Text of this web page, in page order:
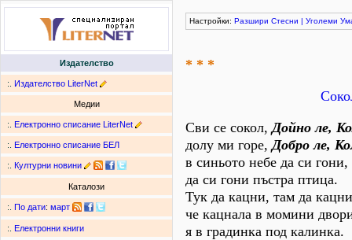
Издателство
:. Издателство LiterNet
Медии
:. Електронно списание LiterNet
:. Електронно списание БЕЛ
:. Културни новини
Каталози
:. По дати: март
:. Електронни книги
Настройки: Разшири Стесни | Уголеми
* * *
Сви се сокол,Дойно ле,
долу ми горе,Добро ле,
в синьото небе да си гони,
да си гони пъстра птица.
Тук да кацни, там да
че кацнала в момини
я в градинка под калинка.